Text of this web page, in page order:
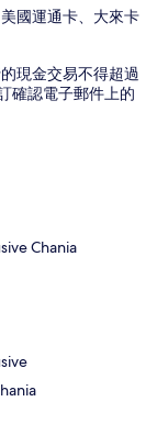
國運通卡、大來卡
現金交易不得超過
確認電子郵件上的
Chania